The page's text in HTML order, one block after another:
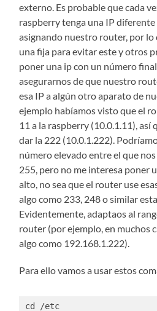
externo. Es probable que cada
raspberry tenga una IP diferente
asignando nuestro router, por lo
una fija para evitar este y otros
poner una ip con un número
asegurarnos de que nuestro
esa IP a algún otro aparato de
ejemplo habíamos visto que el
11 a la raspberry (10.0.1.11), así
dar la 222 (10.0.1.222).
número elevado entre el que
255, pero no me interesa poner
alto, no sea que el router use
algo como 233, 248 o similar
Evidentemente, adaptaos al
router (por ejemplo, en muchos
algo como 192.168.1.222).
Para ello vamos a usar estos
cd /etc